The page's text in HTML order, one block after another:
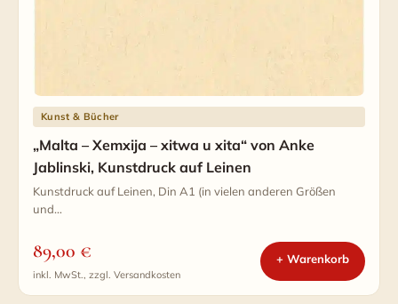
Kunst & Bücher
„Malta – Xemxija – xitwa u xita“ von Anke
Jablinski, Kunstdruck auf Leinen
Kunstdruck auf Leinen, Din A1 (in vielen anderen Größen
und…
89,00 €
inkl. MwSt., zzgl. Versandkosten
+ Warenkorb